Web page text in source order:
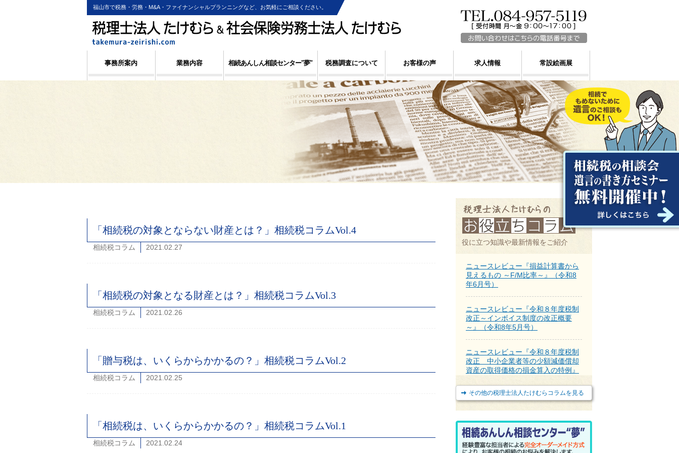
福山市で税務・労務・M&A・ファイナンシャルプランニングなど、お気軽にご相談ください。
事務所案内 業務内容 相続あんしん相談センター"夢" 税務調査について お客様の声 求人情報 常設絵画展
「相続税の対象とならない財産とは？」相続税コラムVol.4
相続税コラム 2021.02.27
「相続税の対象となる財産とは？」相続税コラムVol.3
相続税コラム 2021.02.26
「贈与税は、いくらからかかるの？」相続税コラムVol.2
相続税コラム 2021.02.25
「相続税は、いくらからかかるの？」相続税コラムVol.1
相続税コラム 2021.02.24
役に立つ知識や最新情報をご紹介
ニュースレビュー『損益計算書から
見えるもの ～F/M比率～』（令和8
年6月号）
ニュースレビュー『令和８年度税制
改正～インボイス制度の改正概要
～』（令和8年5月号）
ニュースレビュー『令和８年度税制
改正 中小企業者等の少額減価償却
資産の取得価格の損金算入の特例』
ニュースレビュー『所有不動産記録
証明制度が2月2日からスタート』
（令和8年3月号）
その他の税理士法人たけむらコラムを見る